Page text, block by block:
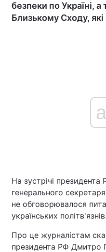
Економіка
Спорт
Техно і зв'язок
безпеки по Україні,
Близькому Сходу,
На зустрічі президента
генерального
не обговорювалося
українських політв'язнів.
Про це журналістам
президента РФ Дмитро